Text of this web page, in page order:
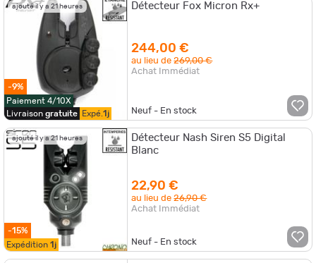
ajouté il y a 21 heures
-9%
Paiement 4/10X
Livraison gratuite Expé. 1j
Détecteur Fox Micron Rx+
244,00 €
au lieu de269,00 €
Achat Immédiat
Neuf - En stock
ajouté il y a 21 heures
-15%
Expédition 1j
Détecteur Nash Siren S5 Digital
Blanc
22,90 €
au lieu de26,90 €
Achat Immédiat
Neuf - En stock